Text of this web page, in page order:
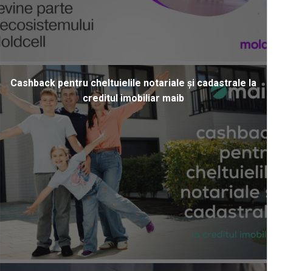
Cashback pentru cheltuielile notariale și cadastrale la
creditul imobiliar maib